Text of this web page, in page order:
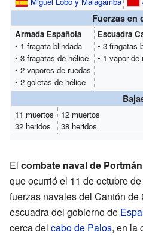
Fuerzas en
Armada Española
• 1 fragata blindada
• 3 fragatas de hélice
• 2 vapores de ruedas
• 2 goletas de hélice
Escuadra
• 3 fragatas
• 1 vapor de
11 muertos
32 heridos
12 muertos
38 heridos
El combate naval de Portmán
que ocurrió el 11 de octubre
fuerzas navales del Cantón de
escuadra del gobierno de
cerca del cabo de Palos, en la